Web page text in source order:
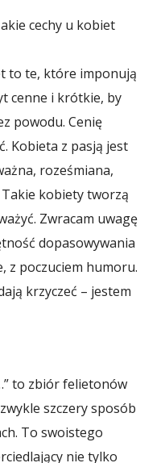
cechy u kobiet
to te, które imponują
cenne i krótkie, by
powodu. Cenię
Kobieta z pasją jest
roześmiana,
Takie kobiety tworzą
Zwracam uwagę
dopasowywania
z poczuciem humoru.
krzyczeć – jestem
to zbiór felietonów
szczery sposób
To swoistego
nie tylko